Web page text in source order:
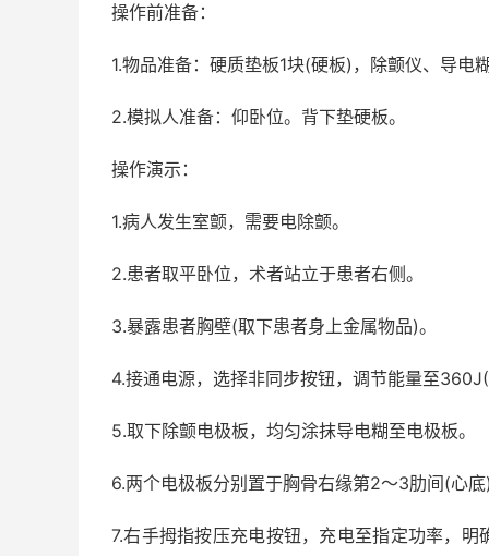
操作前准备：
1.物品准备：硬质垫板1块(硬板)，除颤仪、导电
2.模拟人准备：仰卧位。背下垫硬板。
操作演示：
1.病人发生室颤，需要电除颤。
2.患者取平卧位，术者站立于患者右侧。
3.暴露患者胸壁(取下患者身上金属物品)。
4.接通电源，选择非同步按钮，调节能量至
5.取下除颤电极板，均匀涂抹导电糊至电极板。
6.两个电极板分别置于胸骨右缘第2～3肋间(心
7.右手拇指按压充电按钮，充电至指定功率，